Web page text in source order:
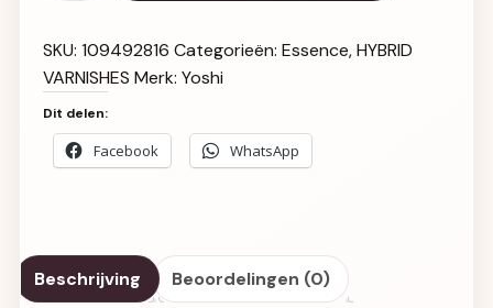
SKU: 109492816 Categorieën: Essence,HYBRID
VARNISHES Merk: Yoshi
Dit delen:
Facebook WhatsApp
Beschrijving Beoordelingen (0)